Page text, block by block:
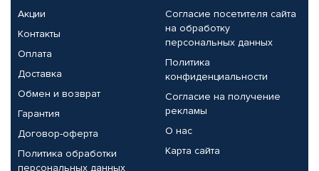
Акции
Контакты
Оплата
Доставка
Обмен и возврат
Гарантия
Договор-оферта
Политика обработки
персональных данных
Согласие посетителя сайта
на обработку
персональных данных
Политика
конфиденциальности
Согласие на получение
рекламы
О нас
Карта сайта